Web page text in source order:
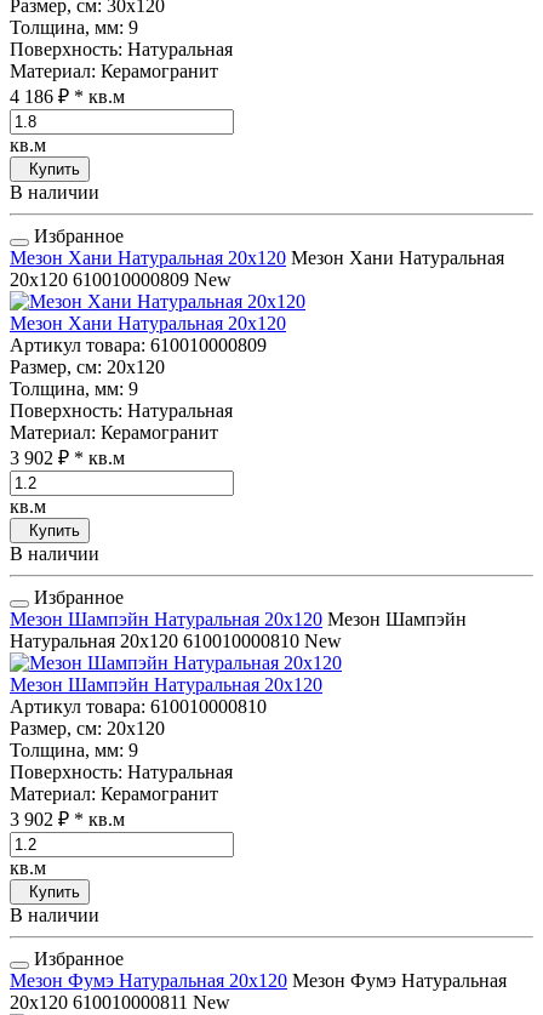
Размер, см: 30x120
Толщина, мм: 9
Поверхность: Натуральная
Материал: Керамогранит
4 186 ₽ * кв.м
кв.м
Купить
В наличии
Избранное
Мезон Хани Натуральная 20x120 Мезон Хани Натуральная
20x120 610010000809 New
Мезон Хани Натуральная 20x120
Артикул товара: 610010000809
Размер, см: 20x120
Толщина, мм: 9
Поверхность: Натуральная
Материал: Керамогранит
3 902 ₽ * кв.м
кв.м
Купить
В наличии
Избранное
Мезон Шампэйн Натуральная 20x120 Мезон Шампэйн
Натуральная 20x120 610010000810 New
Мезон Шампэйн Натуральная 20x120
Артикул товара: 610010000810
Размер, см: 20x120
Толщина, мм: 9
Поверхность: Натуральная
Материал: Керамогранит
3 902 ₽ * кв.м
кв.м
Купить
В наличии
Избранное
Мезон Фумэ Натуральная 20x120 Мезон Фумэ Натуральная
20x120 610010000811 New